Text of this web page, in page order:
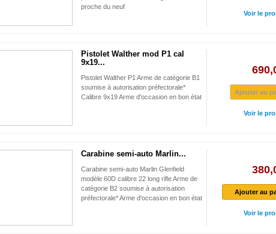
proche du neuf
Voir le
Pistolet Walther mod P1 cal
9x19...
Pistolet Walther P1 Arme de catégorie B1
soumise à autorisation préfectorale*
Calibre 9x19 Arme d'occasion en bon état
Ajouter au
Voir le
Carabine semi-auto Marlin...
Carabine semi-auto Marlin Glenfield
modèle 60D calibre 22 long rifle Arme de
catégorie B2 soumise à autorisation
préfectorale* Arme d'occasion en bon état
Ajouter au
Voir le